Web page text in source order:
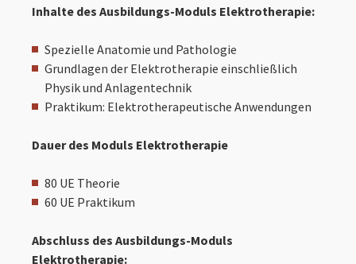
Inhalte des Ausbildungs-Moduls Elektrotherapie:
Spezielle Anatomie und Pathologie
Grundlagen der Elektrotherapie einschließlich
Physik und Anlagentechnik
Praktikum: Elektrotherapeutische Anwendungen
Dauer des Moduls Elektrotherapie
80 UE Theorie
60 UE Praktikum
Abschluss des Ausbildungs-Moduls
Elektrotherapie: